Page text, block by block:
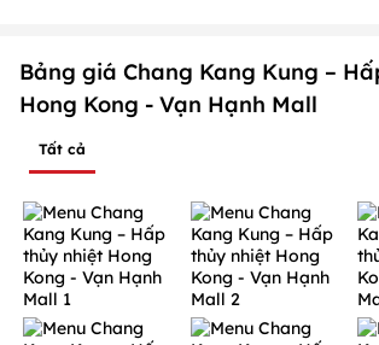
Bảng giá Chang Kang Kung –
Hong Kong - Vạn Hạnh Mall
Tất cả